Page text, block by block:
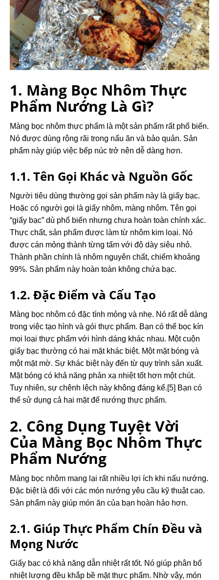
1. Màng Bọc Nhôm Thực
Phẩm Nướng Là Gì?
Màng bọc nhôm thực phẩm là một sản phẩm rất phổ biến.
Nó được dùng rộng rãi trong nấu ăn và bảo quản. Sản
phẩm này giúp việc bếp núc trở nên dễ dàng hơn.
1.1. Tên Gọi Khác và Nguồn Gốc
Người tiêu dùng thường gọi sản phẩm này là giấy bạc.
Hoặc có người gọi là giấy nhôm, màng nhôm. Tên gọi
“giấy bạc” dù phổ biến nhưng chưa hoàn toàn chính xác.
Thực chất, sản phẩm được làm từ nhôm kim loại. Nó
được cán mỏng thành từng tấm với độ dày siêu nhỏ.
Thành phần chính là nhôm nguyên chất, chiếm khoảng
99%. Sản phẩm này hoàn toàn không chứa bạc.
1.2. Đặc Điểm và Cấu Tạo
Màng bọc nhôm có đặc tính mỏng và nhẹ. Nó rất dễ dàng
trong việc tạo hình và gói thực phẩm. Bạn có thể bọc kín
mọi loại thực phẩm với hình dáng khác nhau. Một cuộn
giấy bạc thường có hai mặt khác biệt. Một mặt bóng và
một mặt mờ. Sự khác biệt này đến từ quy trình sản xuất.
Mặt bóng có khả năng phản xạ nhiệt tốt hơn một chút.
Tuy nhiên, sự chênh lệch này không đáng kể.[5] Bạn có
thể sử dụng cả hai mặt để nướng thực phẩm.
2. Công Dụng Tuyệt Vời
Của Màng Bọc Nhôm Thực
Phẩm Nướng
Màng bọc nhôm mang lại rất nhiều lợi ích khi nấu nướng.
Đặc biệt là đối với các món nướng yêu cầu kỹ thuật cao.
Sản phẩm này giúp món ăn của bạn hoàn hảo hơn.
2.1. Giúp Thực Phẩm Chín Đều và
Mọng Nước
Giấy bạc có khả năng dẫn nhiệt rất tốt. Nó giúp phân bổ
nhiệt lượng đều khắp bề mặt thực phẩm. Nhờ vậy, món